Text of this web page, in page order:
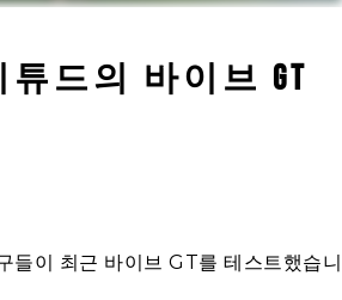
드의 바이브 GT
들이 최근 바이브 GT를 테스트했습니